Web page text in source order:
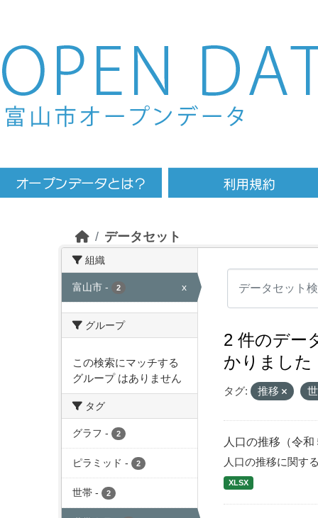
Skip to main content
データセット
組織
富山市 - 2 x
グループ
この検索にマッチする
グループ はありません
タグ
グラフ - 2
ピラミッド - 2
世帯 - 2
2 件のデー
かりました
タグ: 推移
人口の推移（令和
人口の推移に関す
XLSX